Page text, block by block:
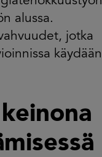
alussa.
jotka
käydään